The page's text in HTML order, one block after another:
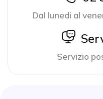
Dal lunedi al
icon
Servizio